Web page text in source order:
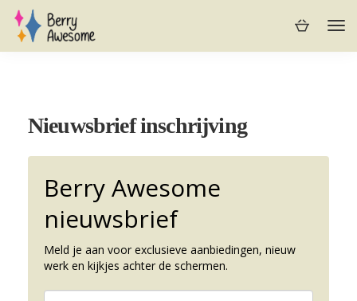
Nieuwsbrief inschrijving
Berry Awesome
nieuwsbrief
Meld je aan voor exclusieve aanbiedingen, nieuw
werk en kijkjes achter de schermen.